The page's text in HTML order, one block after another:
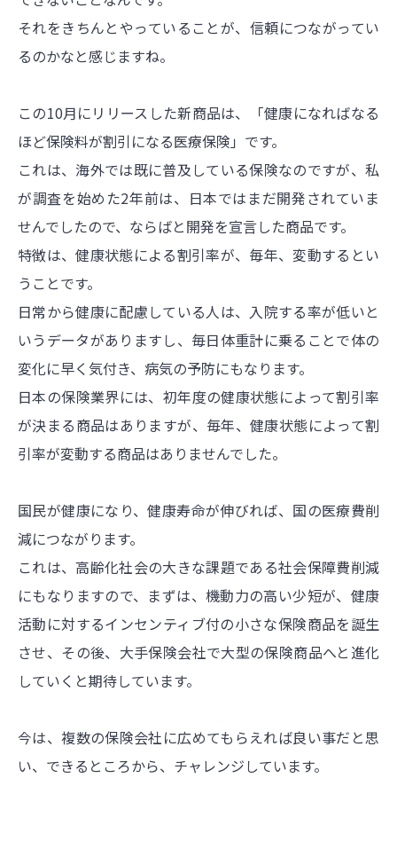
それをきちんとやっていることが、信頼につながってい
るのかなと感じますね。
この10月にリリースした新商品は、「健康になればなる
ほど保険料が割引になる医療保険」です。
これは、海外では既に普及している保険なのですが、私
が調査を始めた2年前は、日本ではまだ開発されていま
せんでしたので、ならばと開発を宣言した商品です。
特徴は、健康状態による割引率が、毎年、変動するとい
うことです。
日常から健康に配慮している人は、入院する率が低いと
いうデータがありますし、毎日体重計に乗ることで体の
変化に早く気付き、病気の予防にもなります。
日本の保険業界には、初年度の健康状態によって割引率
が決まる商品はありますが、毎年、健康状態によって割
引率が変動する商品はありませんでした。
国民が健康になり、健康寿命が伸びれば、国の医療費削
減につながります。
これは、高齢化社会の大きな課題である社会保障費削減
にもなりますので、まずは、機動力の高い少短が、健康
活動に対するインセンティブ付の小さな保険商品を誕生
させ、その後、大手保険会社で大型の保険商品へと進化
していくと期待しています。
今は、複数の保険会社に広めてもらえれば良い事だと思
い、できるところから、チャレンジしています。